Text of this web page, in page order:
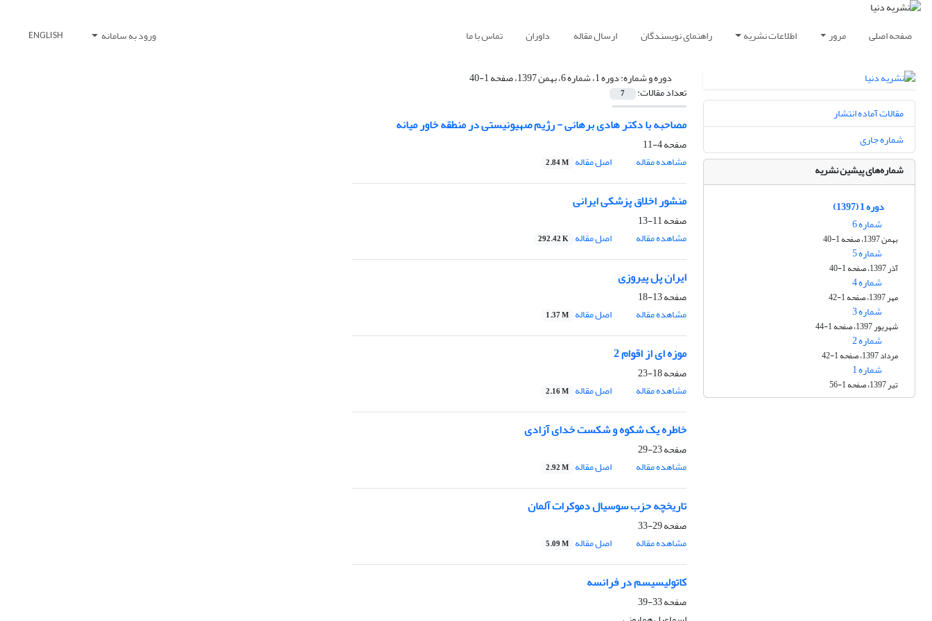
صفحه اصلی مرور اطلاعات نشریه راهنمای نویسندگان ارسال مقاله داوران تماس با ما ورود به سامانه ENGLISH
دوره و شماره:دوره 1، شماره 6، بهمن 1397، صفحه 1-40
تعداد مقالات: 7
مصاحبه با دکتر هادی برهانی - رژیم صهیونیستی در منطقه خاور میانه
صفحه4-11
مشاهده مقاله
اصل مقاله 2.84 M
منشور اخلاق پزشکی ایرانی
صفحه11-13
مشاهده مقاله
اصل مقاله 292.42 K
ایران پل پیروزی
صفحه13-18
مشاهده مقاله
اصل مقاله 1.37 M
موزه ای از اقوام 2
صفحه18-23
مشاهده مقاله
اصل مقاله 2.16 M
خاطره یک شکوه و شکست خدای آزادی
صفحه23-29
مشاهده مقاله
اصل مقاله 2.92 M
تاریخچه حزب سوسیال دموکرات آلمان
صفحه29-33
مشاهده مقاله
اصل مقاله 5.09 M
کاتولیسیسم در فرانسه
صفحه33-39
مقالات آماده انتشار
شماره جاری
شماره‌های پیشین نشریه
دوره 1 (1397)
شماره 6
بهمن 1397، صفحه 1-40
شماره 5
آذر 1397، صفحه 1-40
شماره 4
مهر 1397، صفحه 1-42
شماره 3
شهریور 1397، صفحه 1-44
شماره 2
مرداد 1397، صفحه 1-42
شماره 1
تیر 1397، صفحه 1-56